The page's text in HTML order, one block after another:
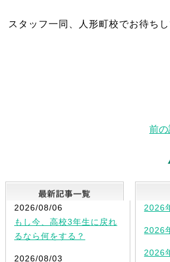
スタッフ一同、人形町校でお待ちし
前
最新記
2026/08/06
もし今、高校3年生に戻れ
るなら何をする？
2026/08/03
2026
2026
2026